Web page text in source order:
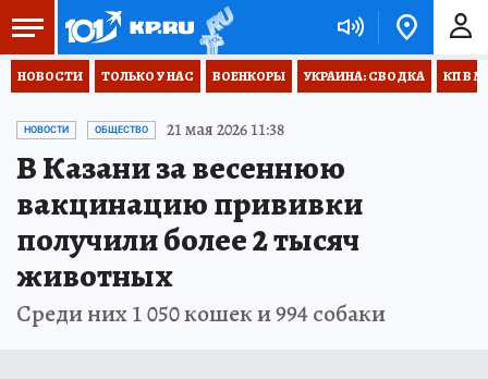
НОВОСТИ ТОЛЬКО У НАС ВОЕНКОРЫ УКРАИНА: СВОДКА КП В
НОВОСТИ ОБЩЕСТВО 21 мая 2026 11:38
В Казани за весеннюю
вакцинацию прививки
получили более 2 тысяч
животных
Среди них 1 050 кошек и 994 собаки